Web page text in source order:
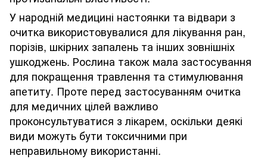
У народній медицині настоянки та відвари з
очитка використовувалися для лікування ран,
порізів, шкірних запалень та інших зовнішніх
ушкоджень. Рослина також мала застосування
для покращення травлення та стимулювання
апетиту. Проте перед застосуванням очитка
для медичних цілей важливо
проконсультуватися з лікарем, оскільки деякі
види можуть бути токсичними при
неправильному використанні.